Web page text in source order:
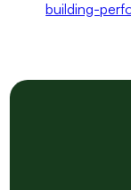
building-